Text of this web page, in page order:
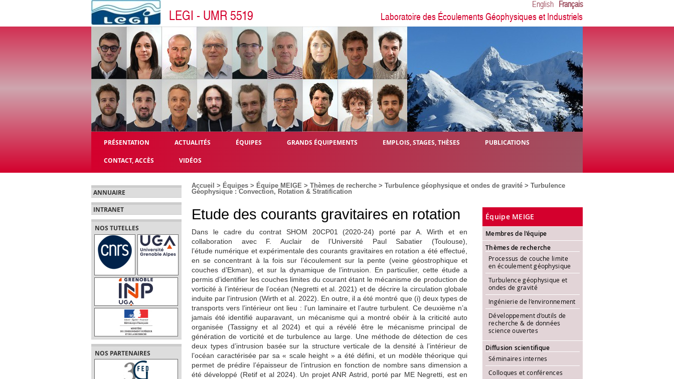
English Français
LEGI - UMR 5519 Laboratoire des Écoulements Géophysiques et Industriels
PRÉSENTATION ACTUALITÉS ÉQUIPES GRANDS ÉQUIPEMENTS EMPLOIS, STAGES, THÈSES PUBLICATIONS
CONTACT, ACCÈS VIDÉOS
ANNUAIRE
INTRANET
NOS TUTELLES
NOS PARTENAIRES
Accueil > Équipes > Équipe MEIGE > Thèmes de recherche > Turbulence géophysique et ondes de gravité > Turbulence
Géophysique : Convection, Rotation & Stratification
Etude des courants gravitaires en rotation
Dans le cadre du contrat SHOM 20CP01 (2020-24) porté par A. Wirth et en
collaboration avec F. Auclair de l’Université Paul Sabatier (Toulouse),
l’étude numérique et expérimentale des courants gravitaires en rotation a été effectué,
en se concentrant à la fois sur l’écoulement sur la pente (veine géostrophique et
couches d’Ekman), et sur la dynamique de l’intrusion. En particulier, cette étude a
permis d’identifier les couches limites du courant étant le mécanisme de production de
vorticité à l’intérieur de l’océan (Negretti et al. 2021) et de décrire la circulation globale
induite par l’intrusion (Wirth et al. 2022). En outre, il a été montré que (i) deux types de
transports vers l’intérieur ont lieu : l’un laminaire et l’autre turbulent. Ce deuxième n’a
jamais été identifié auparavant, un mécanisme qui a montré obéir à la criticité auto
organisée (Tassigny et al 2024) et qui a révélé être le mécanisme principal de
génération de vorticité et de turbulence au large. Une méthode de détection de ces
deux types d’intrusion basée sur la structure verticale de la densité à l’intérieur de
l’océan caractérisée par sa « scale height » a été défini, et un modèle théorique qui
permet de prédire l’épaisseur de l’intrusion en fonction de nombre sans dimension a
été développé (Retif et al 2024). Un projet ANR Astrid, porté par ME Negretti, est en
Équipe MEIGE
Membres de l’équipe
Thèmes de recherche
Processus de couche limite
en écoulement géophysique
Turbulence géophysique et
ondes de gravité
Ingénierie de l’environnement
Développement d’outils de
recherche & de données
science ouvertes
Diffusion scientifique
Séminaires internes
Colloques et conférences